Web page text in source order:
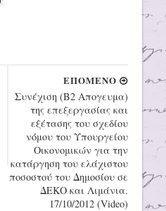
ΕΠΟΜΕΝΟ
Συνέχιση (Β2 Απογευμα)
της επεξεργασίας και
εξέτασης του σχεδίου
νόμου του Υπουργείου
Οικονομικών για την
κατάργηση του ελάχιστου
ποσοστού του Δημοσίου σε
ΔΕΚΟ και Λιμάνια.
17/10/2012 (Video)